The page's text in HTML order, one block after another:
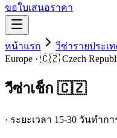
ขอใบเสนอราคา
หน้าแรก วีซ่ารายประเ
Europe · 🇨🇿 Czech
วีซ่าเช็ก 🇨🇿
· ระยะเวลา 15-30 วันทำ